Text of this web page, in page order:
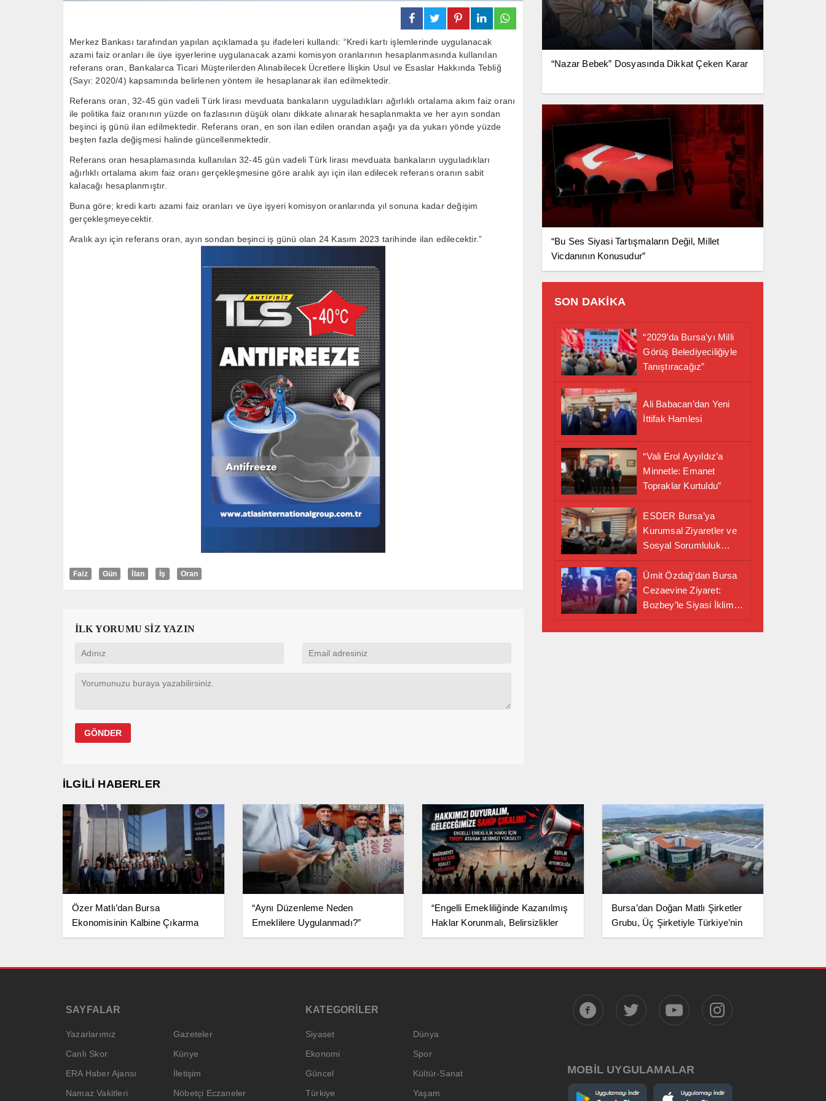
Merkez Bankası tarafından yapılan açıklamada şu ifadeleri kullandı: “Kredi kartı işlemlerinde uygulanacak
azami faiz oranları ile üye işyerlerine uygulanacak azami komisyon oranlarının hesaplanmasında kullanılan
referans oran, Bankalarca Ticari Müşterilerden Alınabilecek Ücretlere İlişkin Usul ve Esaslar Hakkında Tebliğ
(Sayı: 2020/4) kapsamında belirlenen yöntem ile hesaplanarak ilan edilmektedir.
Referans oran, 32-45 gün vadeli Türk lirası mevduata bankaların uyguladıkları ağırlıklı ortalama akım faiz oranı
ile politika faiz oranının yüzde on fazlasının düşük olanı dikkate alınarak hesaplanmakta ve her ayın sondan
beşinci iş günü ilan edilmektedir. Referans oran, en son ilan edilen orandan aşağı ya da yukarı yönde yüzde
beşten fazla değişmesi halinde güncellenmektedir.
Referans oran hesaplamasında kullanılan 32-45 gün vadeli Türk lirası mevduata bankaların uyguladıkları
ağırlıklı ortalama akım faiz oranı gerçekleşmesine göre aralık ayı için ilan edilecek referans oranın sabit
kalacağı hesaplanmıştır.
Buna göre; kredi kartı azami faiz oranları ve üye işyeri komisyon oranlarında yıl sonuna kadar değişim
gerçekleşmeyecektir.
Aralık ayı için referans oran, ayın sondan beşinci iş günü olan 24 Kasım 2023 tarihinde ilan edilecektir.”
Faiz Gün İlan İş Oran
İLK YORUMU SİZ YAZIN
“Nazar Bebek” Dosyasında Dikkat Çeken Karar
“Bu Ses Siyasi Tartışmaların Değil, Millet
Vicdanının Konusudur”
SON DAKİKA
“2029’da Bursa’yı Milli
Görüş Belediyeciliğiyle
Tanıştıracağız”
Ali Babacan’dan Yeni
İttifak Hamlesi
“Vali Erol Ayyıldız’a
Minnetle: Emanet
Topraklar Kurtuldu”
ESDER Bursa’ya
Kurumsal Ziyaretler ve
Sosyal Sorumluluk
Alanında Önemli İş
Birliği Adımı
Ümit Özdağ’dan Bursa
Cezaevine Ziyaret:
Bozbey’le Siyasi İklim
İLGİLİ HABERLER
Özer Matlı’dan Bursa
Ekonomisinin Kalbine Çıkarma
“Aynı Düzenleme Neden
Emeklilere Uygulanmadı?”
“Engelli Emekliliğinde Kazanılmış
Haklar Korunmalı, Belirsizlikler
Son Bulmalı”
Bursa’dan Doğan Matlı Şirketler
Grubu, Üç Şirketiyle Türkiye’nin
Sanayi Devleri Arasında Yerini Aldı
SAYFALAR
Yazarlarımız
Gazeteler
Canlı Skor
Künye
ERA Haber Ajansı
İletişim
Namaz Vakitleri
Nöbetçi Eczaneler
KATEGORİLER
Siyaset
Dünya
Ekonomi
Spor
Güncel
Kültür-Sanat
Türkiye
Yaşam
MOBİL UYGULAMALAR